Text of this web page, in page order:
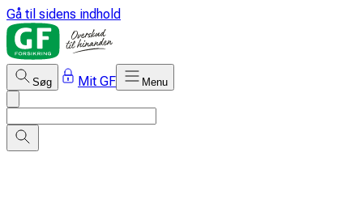
Gå til sidens indhold
Søg Mit GF Menu